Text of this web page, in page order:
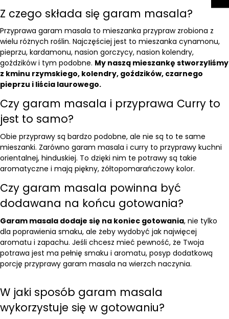
Z czego składa się garam masala?
Przyprawa garam masala to mieszanka przypraw zrobiona z
wielu różnych roślin. Najczęściej jest to mieszanka cynamonu,
pieprzu, kardamonu, nasion gorczycy, nasion kolendry,
goździków i tym podobne. My naszą mieszankę stworzyliśmy
z kminu rzymskiego, kolendry, goździków, czarnego
pieprzu i liścia laurowego.
Czy garam masala i przyprawa Curry to
jest to samo?
Obie przyprawy są bardzo podobne, ale nie są to te same
mieszanki. Zarówno garam masala i curry to przyprawy kuchni
orientalnej, hinduskiej. To dzięki nim te potrawy są takie
aromatyczne i mają piękny, żółtopomarańczowy kolor.
Czy garam masala powinna być
dodawana na końcu gotowania?
Garam masala dodaje się na koniec gotowania, nie tylko
dla poprawienia smaku, ale żeby wydobyć jak najwięcej
aromatu i zapachu. Jeśli chcesz mieć pewność, że Twoja
potrawa jest ma pełnię smaku i aromatu, posyp dodatkową
porcję przyprawy garam masala na wierzch naczynia.
W jaki sposób garam masala
wykorzystuje się w gotowaniu?